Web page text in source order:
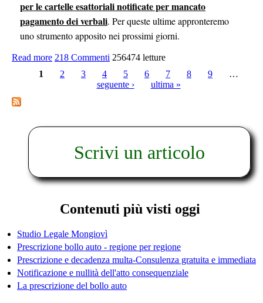
per le cartelle esattoriali notificate per mancato
pagamento dei verbali. Per queste ultime appronteremo
uno strumento apposito nei prossimi giorni.
Read more about Ricorsi contro multe
218 Commenti 256474 letture
1 2 3 4 5 6 7 8 9
…
seguente ›
ultima »
Scrivi un articolo
Contenuti più visti oggi
Studio Legale Mongiovì
Prescrizione bollo auto - regione per regione
Prescrizione e decadenza multa-Consulenza gratuita e immediata
Notificazione e nullità dell'atto consequenziale
La prescrizione del bollo auto